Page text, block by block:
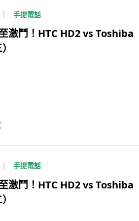
手提電話
激鬥！HTC HD2 vs Toshiba
手提電話
激鬥！HTC HD2 vs Toshiba